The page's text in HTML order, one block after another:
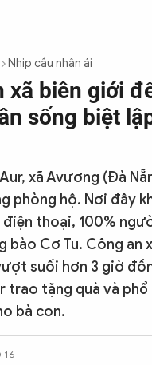
HÒA BÌNH
LÒNG DÂN
Nhịp cầu nhân ái
xã biên giới
sống biệt
xã Avương (Đà
phòng hộ. Nơi đây
điện thoại, 100%
bào Cơ Tu. Công an
suối hơn 3 giờ
trao tặng quà và
bà con.